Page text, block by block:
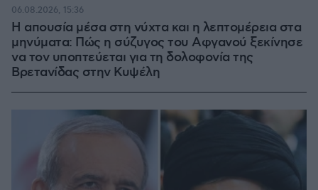
Η απουσία μέσα στη νύχτα και η λεπτομέρεια στα
μηνύματα: Πώς η σύζυγος του Αφγανού ξεκίνησε
να τον υποπτεύεται για τη δολοφονία της
Βρετανίδας στην Κυψέλη
06.08.2026, 15:36